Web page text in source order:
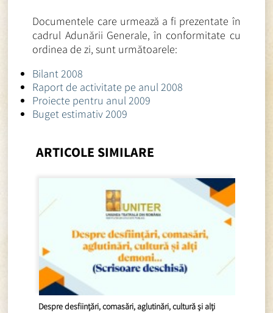
Documentele care urmează a fi prezentate în
cadrul Adunării Generale, în conformitate cu
ordinea de zi, sunt următoarele:
Bilant 2008
Raport de activitate pe anul 2008
Proiecte pentru anul 2009
Buget estimativ 2009
ARTICOLE SIMILARE
Despre desființări, comasări, aglutinări, cultură și alți